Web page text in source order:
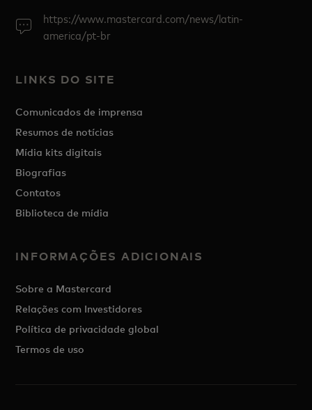
https://www.mastercard.com/news/latin-
america/pt-br
LINKS DO SITE
Comunicados de imprensa
Resumos de notícias
Mídia kits digitais
Biografias
Contatos
Biblioteca de mídia
INFORMAÇÕES ADICIONAIS
Sobre a Mastercard
Relações com Investidores
Política de privacidade global
Termos de uso